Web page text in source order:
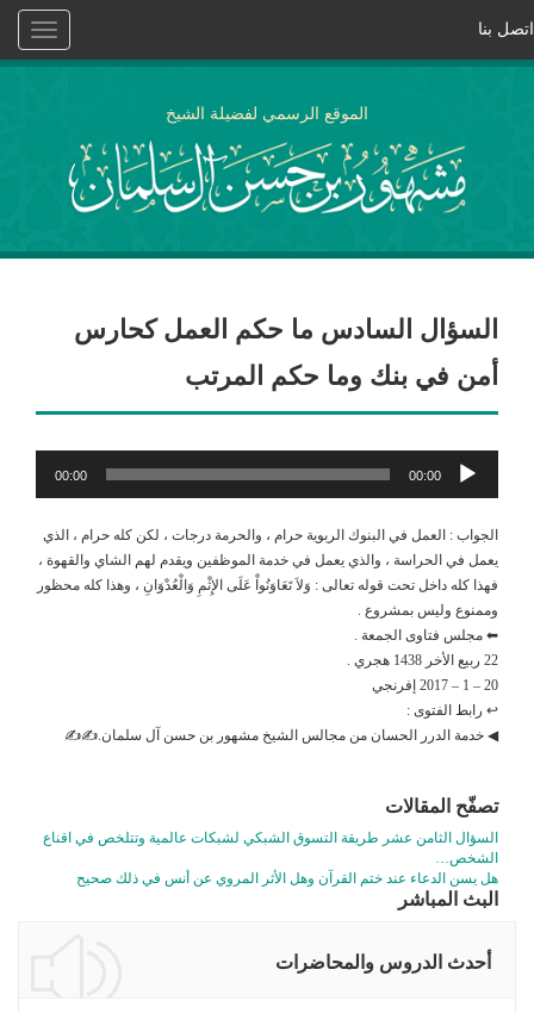
Toggle
اتصل بنا
الموقع الرسمي لفضيلة الشيخ
السؤال السادس ما حكم العمل كحارس
أمن في بنك وما حكم المرتب
مشغل
الصوت
00:00
00:00
الجواب : العمل في البنوك الربوية حرام ، والحرمة درجات ، لكن كله حرام ، الذي
يعمل في الحراسة ، والذي يعمل في خدمة الموظفين ويقدم لهم الشاي والقهوة ،
فهذا كله داخل تحت قوله تعالى : وَلاَ تَعَاوَنُواْ عَلَى الإِثْمِ وَالْعُدْوَانِ ، وهذا كله محظور
وممنوع وليس بمشروع .
⬅ مجلس فتاوى الجمعة .
22 ربيع الأخر 1438 هجري .
20 – 1 – 2017 إفرنجي
↩ رابط الفتوى :
◀ خدمة الدرر الحسان من مجالس الشيخ مشهور بن حسن آل سلمان.✍✍
تصفّح المقالات
السؤال الثامن عشر طريقة التسوق الشبكي لشبكات عالمية وتتلخص في اقناع
الشخص…
هل يسن الدعاء عند ختم القرآن وهل الأثر المروي عن أنس في ذلك صحيح
البث المباشر
أحدث الدروس والمحاضرات